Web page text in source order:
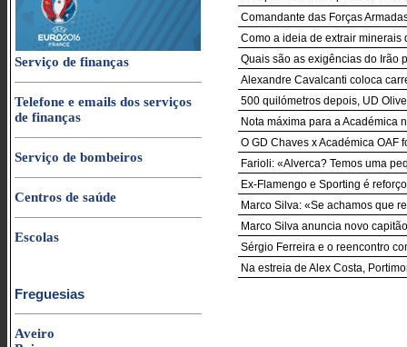
Serviço de finanças
Telefone e emails dos serviços
de finanças
Serviço de bombeiros
Centros de saúde
Escolas
Freguesias
Aveiro
Comandante das Forças
Como a ideia de extrair minerais
Quais são as exigências do Irão
Alexandre Cavalcanti coloca
500 quilómetros depois, UD
Nota máxima para a Académica
O GD Chaves x Académica OAF
Farioli: «Alverca? Temos uma
Ex-Flamengo e Sporting é
Marco Silva: «Se achamos que
Marco Silva anuncia novo
Sérgio Ferreira e o reencontro
Na estreia de Alex Costa,